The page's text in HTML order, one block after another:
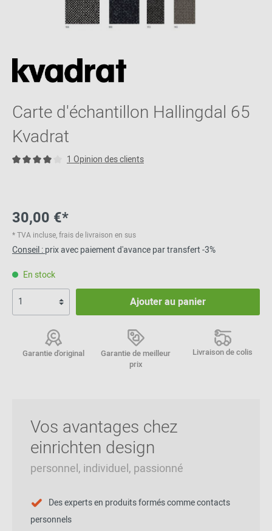
Carte d'échantillon Hallingdal 65
Kvadrat
1 Opinion des clients
30,00 €*
* TVA incluse, frais de livraison en sus
Conseil :prix avec paiement d'avance par transfert -3%
En stock
Ajouter au panier
Garantie d'original
Garantie de meilleur
prix
Livraison de colis
Vos avantages chez
einrichten design
personnel, individuel, passionné
Des experts en produits formés comme contacts
personnels